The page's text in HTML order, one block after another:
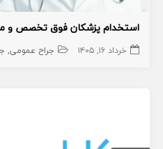
خرداد ۱۶, ۱۴۰۵ جراح عمومی